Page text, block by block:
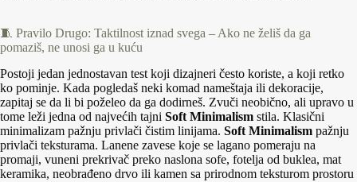
🧵 Pravilo Drugo: Taktilnost iznad svega – Ako ne želiš da ga
pomaziš, ne unosi ga u kuću
Postoji jedan jednostavan test koji dizajneri često koriste, a koji retko
ko pominje. Kada pogledaš neki komad nameštaja ili dekoracije,
zapitaj se da li bi poželeo da ga dodirneš. Zvuči neobično, ali upravo u
tome leži jedna od najvećih tajni Soft Minimalism stila. Klasični
minimalizam pažnju privlači čistim linijama. Soft Minimalism pažnju
privlači teksturama. Lanene zavese koje se lagano pomeraju na
promaji, vuneni prekrivač preko naslona sofe, fotelja od buklea, mat
keramika, neobrađeno drvo ili kamen sa prirodnom teksturom prostoru